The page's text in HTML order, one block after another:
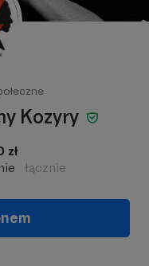
Kozyry
zł
łącznie